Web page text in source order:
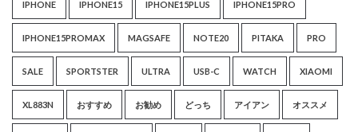
IPHONE IPHONE15 IPHONE15PLUS IPHONE15PRO
IPHONE15PROMAX MAGSAFE NOTE20 PITAKA PRO
SALE SPORTSTER ULTRA USB-C WATCH XIAOMI
XL883N おすすめ お勧め どっち アイアン オススメ